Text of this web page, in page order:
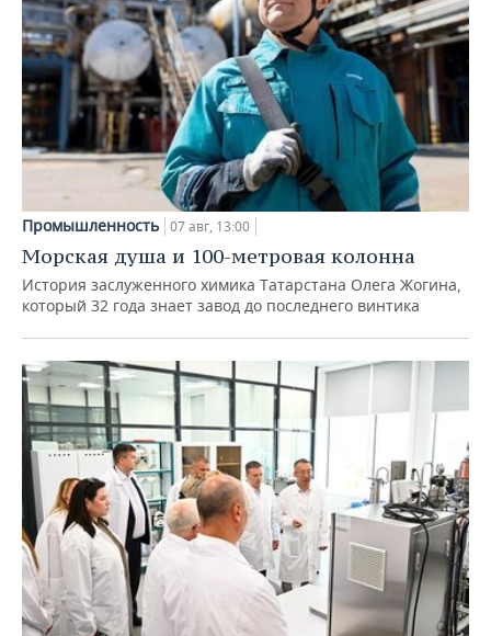
Промышленность 07 авг, 13:00
Морская душа и 100-метровая колонна
История заслуженного химика Татарстана Олега Жогина,
который 32 года знает завод до последнего винтика